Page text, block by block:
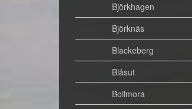
Björkhagen
Björknäs
Blackeberg
Blåsut
Bollmora